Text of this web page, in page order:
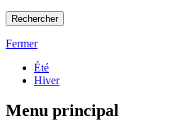
Rechercher
Fermer
Été
Hiver
Menu principal